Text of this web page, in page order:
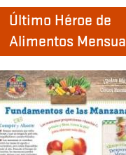
Último Héroe de
Alimentos Mensual